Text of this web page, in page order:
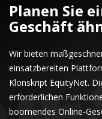
Planen Sie
Geschäft
Wir bieten
einsatzbereiten
Klonskript EquityNet.
erforderlichen
boomendes Online-